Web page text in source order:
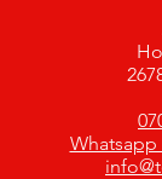
Whatsapp